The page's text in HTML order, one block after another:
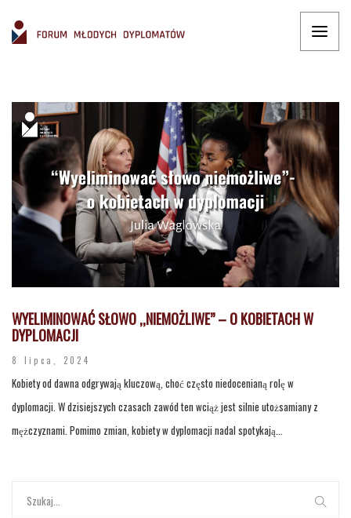
WYELIMINOWAĆ SŁOWO ,,NIEMOŻLIWE” – O KOBIETACH W
DYPLOMACJI
8 lipca, 2024
Kobiety od dawna odgrywają kluczową, choć często niedocenianą rolę w
dyplomacji. W dzisiejszych czasach zawód ten wciąż jest silnie utożsamiany z
mężczyznami. Pomimo zmian, kobiety w dyplomacji nadal spotykają...